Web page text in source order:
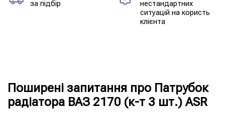
за підбір
нестандартних
ситуацій на користь
клієнта
Поширені запитання про Патрубок
радіатора ВАЗ 2170 (к-т 3 шт.) ASR